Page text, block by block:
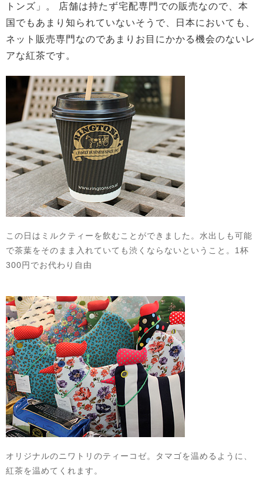
トンズ」。 店舗は持たず宅配専門での販売なので、本
国でもあまり知られていないそうで、日本においても、
ネット販売専門なのであまりお目にかかる機会のないレ
アな紅茶です。
この日はミルクティーを飲むことができました。水出しも可能
で茶葉をそのまま入れていても渋くならないということ。1杯
300円でお代わり自由
オリジナルのニワトリのティーコゼ。タマゴを温めるように、
紅茶を温めてくれます。